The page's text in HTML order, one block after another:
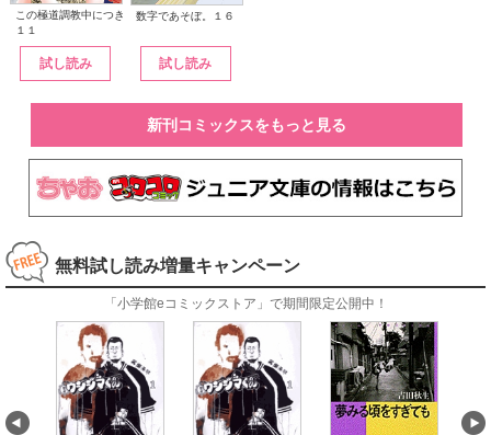
この極道調教中につき
１１
試し読み
数字であそぼ。１６
試し読み
新刊コミックスをもっと見る
無料試し読み増量キャンペーン
「小学館eコミックストア」で期間限定公開中！